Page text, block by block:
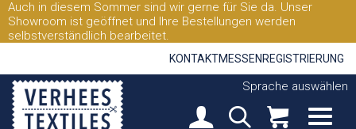
Auch in diesem Sommer sind wir gerne für Sie da. Unser
Showroom ist geöffnet und Ihre Bestellungen werden
selbstverständlich bearbeitet.
KONTAKTMESSEN REGISTRIERUNG
Sprache auswählen